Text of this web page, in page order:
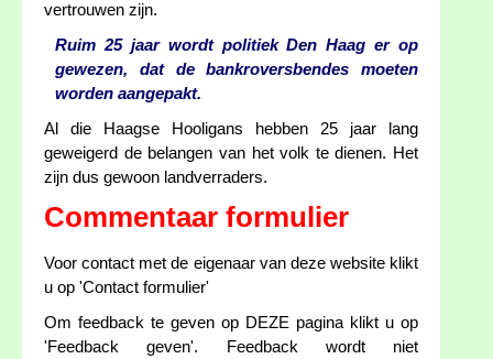
vertrouwen zijn.
Ruim 25 jaar wordt politiek Den Haag er op
gewezen, dat de bankroversbendes moeten
worden aangepakt.
Al die Haagse Hooligans hebben 25 jaar lang
geweigerd de belangen van het volk te dienen. Het
zijn dus gewoon landverraders.
Commentaar formulier
Voor contact met de eigenaar van deze website klikt
u op 'Contact formulier'
Om feedback te geven op DEZE pagina klikt u op
'Feedback geven'. Feedback wordt niet